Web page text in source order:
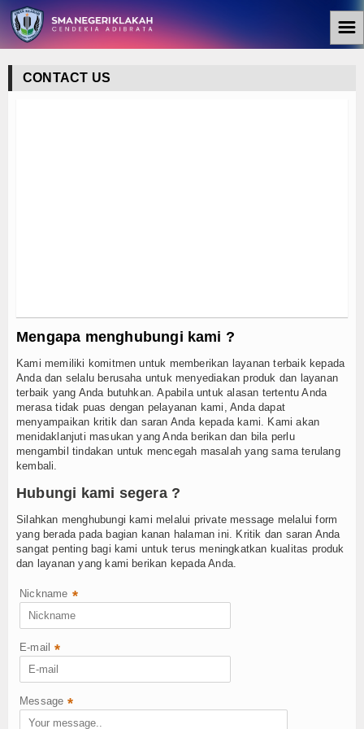
Agenda
Data Alumni
Hubungi Kami
☰
CONTACT US
Mengapa menghubungi kami ?
Kami memiliki komitmen untuk memberikan layanan terbaik kepada
Anda dan selalu berusaha untuk menyediakan produk dan layanan
terbaik yang Anda butuhkan. Apabila untuk alasan tertentu Anda
merasa tidak puas dengan pelayanan kami, Anda dapat
menyampaikan kritik dan saran Anda kepada kami. Kami akan
menidaklanjuti masukan yang Anda berikan dan bila perlu
mengambil tindakan untuk mencegah masalah yang sama terulang
kembali.
Hubungi kami segera ?
Silahkan menghubungi kami melalui private message melalui form
yang berada pada bagian kanan halaman ini. Kritik dan saran Anda
sangat penting bagi kami untuk terus meningkatkan kualitas produk
dan layanan yang kami berikan kepada Anda.
Nickname *
E-mail *
Message *